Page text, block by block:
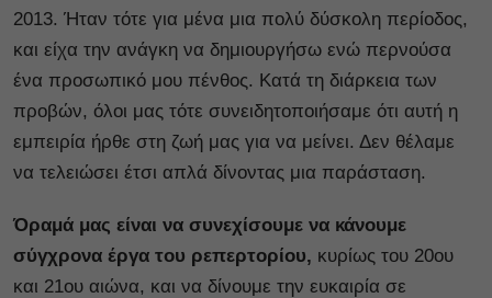
2013. Ήταν τότε για μένα μια πολύ δύσκολη περίοδος,
και είχα την ανάγκη να δημιουργήσω ενώ περνούσα
ένα προσωπικό μου πένθος. Κατά τη διάρκεια των
προβών, όλοι μας τότε συνειδητοποιήσαμε ότι αυτή η
εμπειρία ήρθε στη ζωή μας για να μείνει. Δεν θέλαμε
να τελειώσει έτσι απλά δίνοντας μια παράσταση.
Όραμά μας είναι να συνεχίσουμε να κάνουμε
σύγχρονα έργα του ρεπερτορίου, κυρίως του 20ου
και 21ου αιώνα, και να δίνουμε την ευκαιρία σε